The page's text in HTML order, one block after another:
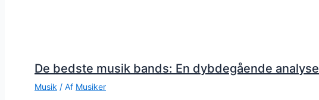
De bedste musik bands: En dybdegående analyse
Musik / Af Musiker